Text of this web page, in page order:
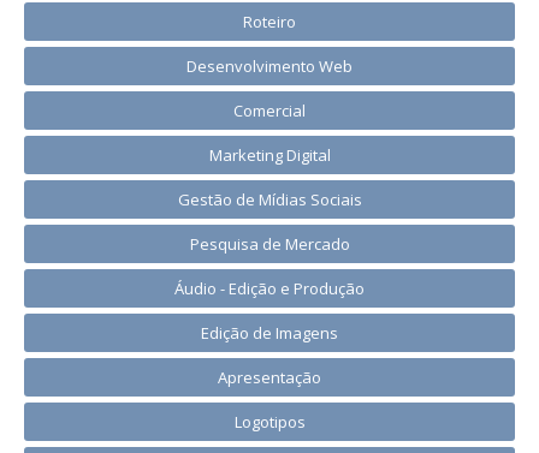
Roteiro
Desenvolvimento Web
Comercial
Marketing Digital
Gestão de Mídias Sociais
Pesquisa de Mercado
Áudio - Edição e Produção
Edição de Imagens
Apresentação
Logotipos